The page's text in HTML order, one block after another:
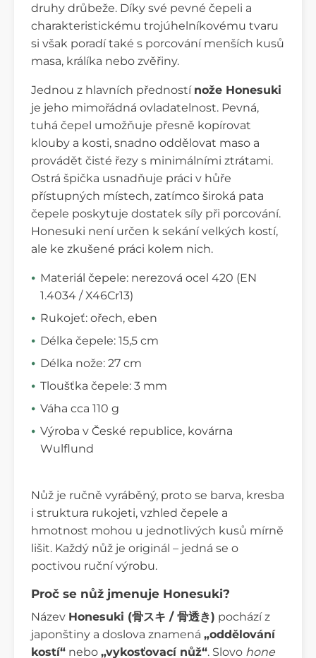
druhy drůbeže. Díky své pevné čepeli a
charakteristickému trojúhelníkovému tvaru
si však poradí také s porcování menších kusů
masa, králíka nebo zvěřiny.
Jednou z hlavních předností nože Honesuki
je jeho mimořádná ovladatelnost. Pevná,
tuhá čepel umožňuje přesně kopírovat
klouby a kosti, snadno oddělovat maso a
provádět čisté řezy s minimálními ztrátami.
Ostrá špička usnadňuje práci v hůře
přístupných místech, zatímco široká pata
čepele poskytuje dostatek síly při porcování.
Honesuki není určen k sekání velkých kostí,
ale ke zkušené práci kolem nich.
Materiál čepele: nerezová ocel 420 (EN
1.4034 / X46Cr13)
Rukojeť: ořech, eben
Délka čepele: 15,5 cm
Délka nože: 27 cm
Tloušťka čepele: 3 mm
Váha cca 110 g
Výroba v České republice, kovárna
Wulflund
Nůž je ručně vyráběný, proto se barva, kresba
i struktura rukojeti, vzhled čepele a
hmotnost mohou u jednotlivých kusů mírně
lišit. Každý nůž je originál – jedná se o
poctivou ruční výrobu.
Proč se nůž jmenuje Honesuki?
Název Honesuki (骨スキ / 骨透き) pochází z
japonštiny a doslova znamená „oddělování
kostí“ nebo „vykosťovací nůž“. Slovo hone